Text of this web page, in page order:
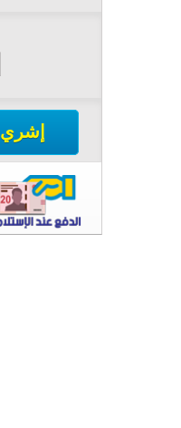
Ajouter إشري